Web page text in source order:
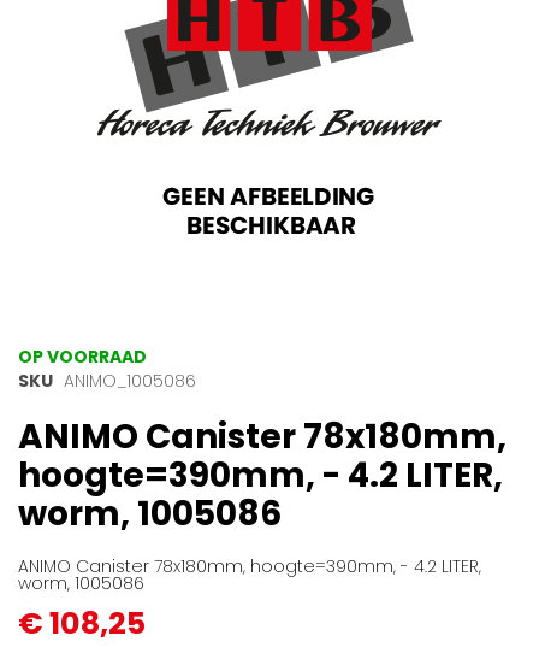
Ga
naar
begin
van
de
afbeeldingen-
gallerij
OP VOORRAAD
SKU ANIMO_1005086
ANIMO Canister 78x180mm,
hoogte=390mm, - 4.2 LITER,
worm, 1005086
ANIMO Canister 78x180mm, hoogte=390mm, - 4.2 LITER,
worm, 1005086
€ 108,25